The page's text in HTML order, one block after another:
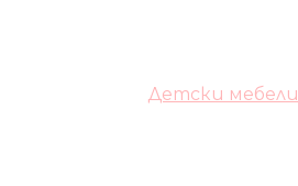
Детски мебели